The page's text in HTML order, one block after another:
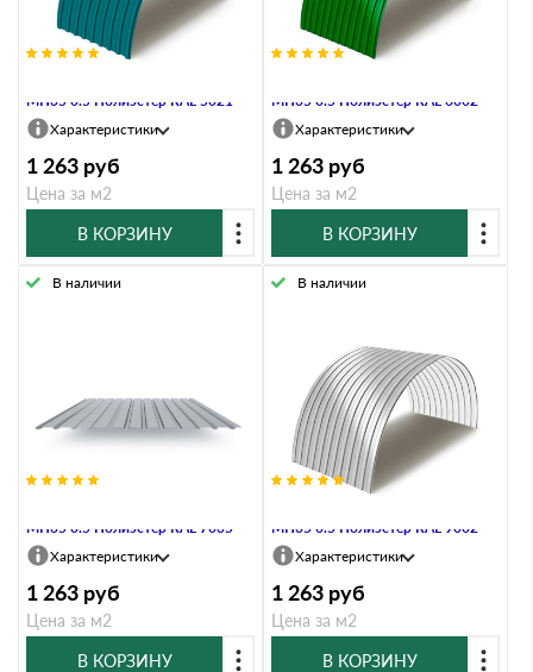
МП35 0.5 Полиэстер RAL 5021
Характеристики
1 263 руб
Цена за м2
В КОРЗИНУ
МП35 0.5 Полиэстер RAL 6002
Характеристики
1 263 руб
Цена за м2
В КОРЗИНУ
МП35 0.5 Полиэстер RAL 7035
В наличии
Характеристики
1 263 руб
Цена за м2
В КОРЗИНУ
МП35 0.5 Полиэстер RAL 9002
В наличии
Характеристики
1 263 руб
Цена за м2
В КОРЗИНУ